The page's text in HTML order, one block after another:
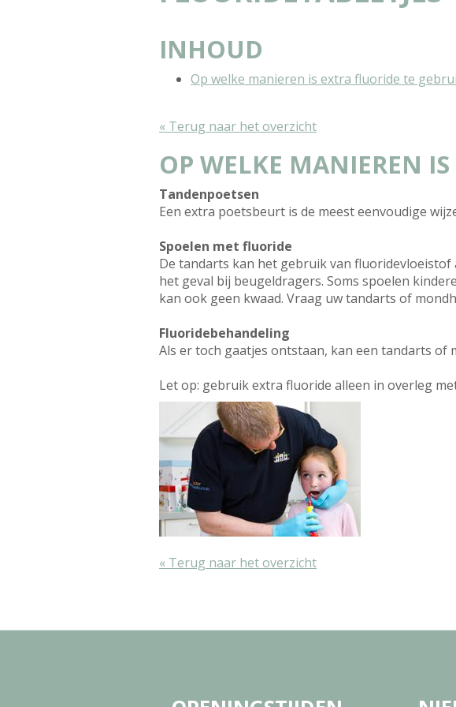
INHOUD
Op welke manieren is extra fluoride te
« Terug naar het overzicht
OP WELKE MANIEREN
Tandenpoetsen
Een extra poetsbeurt is de meest eenvoudige
Spoelen met fluoride
De tandarts kan het gebruik van
het geval bij beugeldragers. Soms spoelen
kan ook geen kwaad. Vraag uw tandarts of
Fluoridebehandeling
Als er toch gaatjes ontstaan, kan een tandarts
Let op: gebruik extra fluoride alleen in overleg
« Terug naar het overzicht